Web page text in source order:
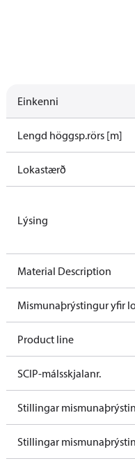
Einkenni
Lengd höggsp.rörs [m]
Lokastærð
Lýsing
Material Description
Mismunaþrýstingur yfir
Product line
SCIP-málsskjalanr.
Stillingar
Stillingar